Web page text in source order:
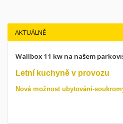
AKTUÁLNĚ
Wallbox 11 kw na našem
Letní kuchyně v provozu
Nová možnost ubytování-